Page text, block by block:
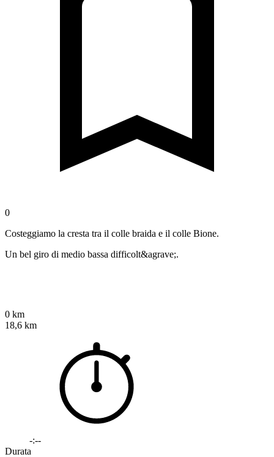
0
Costeggiamo la cresta tra il colle braida e il colle Bione.
Un bel giro di medio bassa difficolt&agrave;.
0 km
18,6 km
-:--
Durata